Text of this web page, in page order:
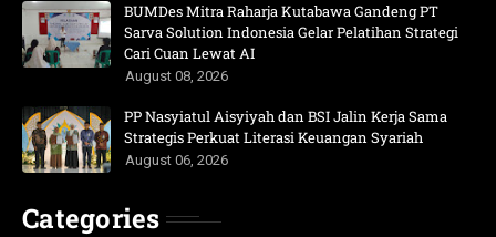
BUMDes Mitra Raharja Kutabawa Gandeng PT
Sarva Solution Indonesia Gelar Pelatihan Strategi
Cari Cuan Lewat AI
August 08, 2026
PP Nasyiatul Aisyiyah dan BSI Jalin Kerja Sama
Strategis Perkuat Literasi Keuangan Syariah
August 06, 2026
Categories